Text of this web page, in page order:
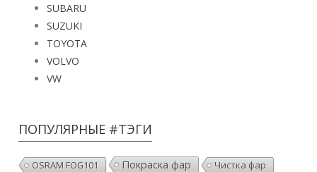
SUBARU
SUZUKI
TOYOTA
VOLVO
VW
ПОПУЛЯРНЫЕ #ТЭГИ
OSRAM FOG101 Покраска фар Чистка фар